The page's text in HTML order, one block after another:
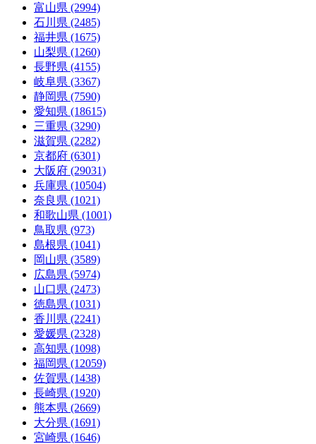
富山県 (2994)
石川県 (2485)
福井県 (1675)
山梨県 (1260)
長野県 (4155)
岐阜県 (3367)
静岡県 (7590)
愛知県 (18615)
三重県 (3290)
滋賀県 (2282)
京都府 (6301)
大阪府 (29031)
兵庫県 (10504)
奈良県 (1021)
和歌山県 (1001)
鳥取県 (973)
島根県 (1041)
岡山県 (3589)
広島県 (5974)
山口県 (2473)
徳島県 (1031)
香川県 (2241)
愛媛県 (2328)
高知県 (1098)
福岡県 (12059)
佐賀県 (1438)
長崎県 (1920)
熊本県 (2669)
大分県 (1691)
宮崎県 (1646)